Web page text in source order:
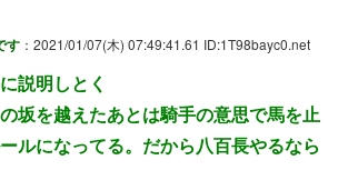
す ：2021/01/07(木) 07:49:41.61 ID:1T98bayc0.net
説明しとく
坂を越えたあとは騎手の意思で馬を止
ルになってる。だから八百長やるなら